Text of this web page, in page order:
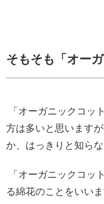
そもそも「オー
「オーガニックコッ
方は多いと思います
か、はっきりと知ら
「オーガニックコッ
る綿花のことをいいま